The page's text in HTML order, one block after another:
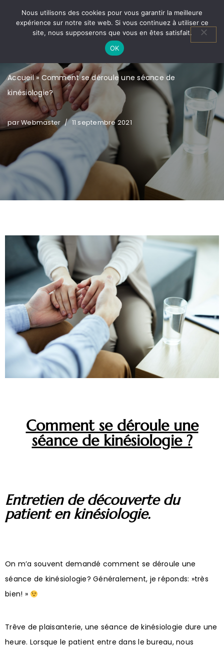
Accueil» Comment se déroule une séance de
kinésiologie?
parWebmaster 11 septembre 2021
Comment se déroule une
séance de kinésiologie ?
Entretien de découverte du
patient en kinésiologie.
On m’a souvent demandé comment se déroule une
séance de kinésiologie? Généralement, je réponds: »très
bien! »
Trêve de plaisanterie, une séance de kinésiologie dure une
heure. Lorsque le patient entre dans le bureau, nous
Nous utilisons des cookies pour vous garantir la meilleure
expérience sur notre site web. Si vous continuez à utiliser ce
site, nous supposerons que vous en êtes satisfait.
OK